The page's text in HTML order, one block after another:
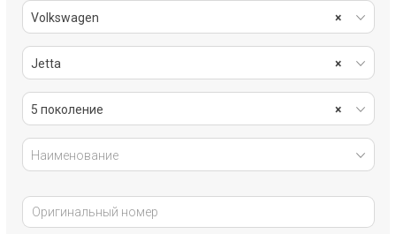
стекла стеклоочистители
топливная система тормозная система
×
Volkswagen
×
Jetta
×
5 поколение
Наименование